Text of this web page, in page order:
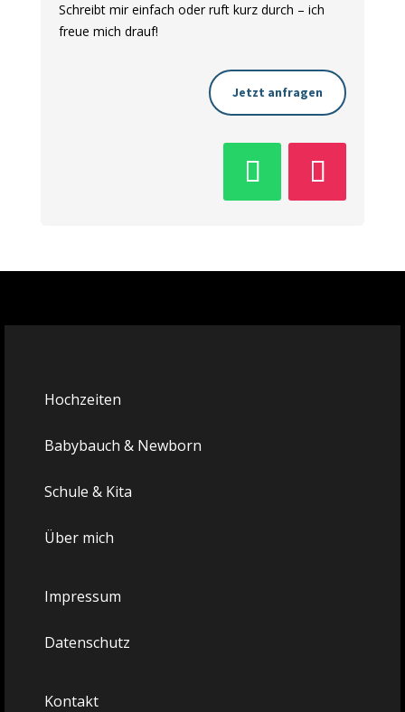
Schreibt mir einfach oder ruft kurz durch – ich
freue mich drauf!
Jetzt anfragen
Hochzeiten
Babybauch & Newborn
Schule & Kita
Über mich
Impressum
Datenschutz
Kontakt